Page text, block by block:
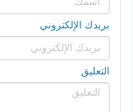
بريدك الإلكتروني
التعليق